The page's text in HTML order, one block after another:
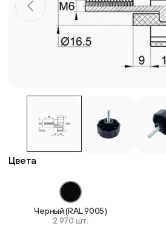
Цвета
Черный (RAL 9005)
2 970 шт.
Пластиковые столешницы для
Комплектующие для мебели
Стулья
Система выравнивания плитки